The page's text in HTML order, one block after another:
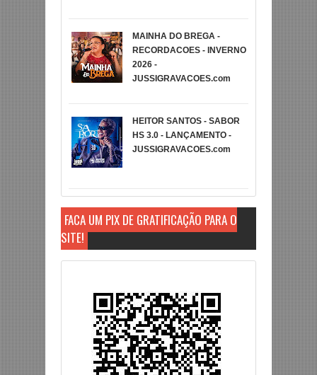
MAINHA DO BREGA -
RECORDACOES - INVERNO
2026 -
JUSSIGRAVACOES.com
HEITOR SANTOS - SABOR
HS 3.0 - LANÇAMENTO -
JUSSIGRAVACOES.com
FAÇA UM PIX DE GRATIFICAÇÃO PARA O
SITE!